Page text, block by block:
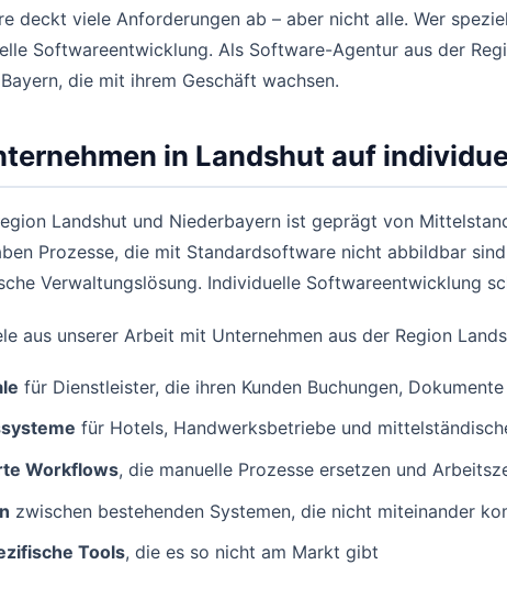
deckt viele Anforderungen ab – aber nicht alle. Wer
Softwareentwicklung. Als Software-Agentur aus der
die mit ihrem Geschäft wachsen.
in Landshut auf
Landshut und Niederbayern ist geprägt von
Prozesse, die mit Standardsoftware nicht abbildbar
Verwaltungslösung. Individuelle Softwareentwicklung
aus unserer Arbeit mit Unternehmen aus der Region
für Dienstleister, die ihren Kunden Buchungen,
für Hotels, Handwerksbetriebe und
Workflows, die manuelle Prozesse ersetzen und
zwischen bestehenden Systemen, die nicht miteinander
Tools, die es so nicht am Markt gibt